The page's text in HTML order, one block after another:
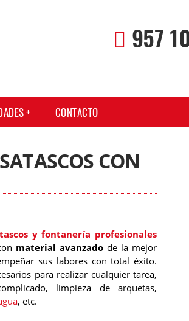
957
CONTACTO
CON
y fontanería profesionales
material avanzado de la mejor
sus labores con total éxito.
para realizar cualquier tarea,
limpieza de arquetas,
, etc.